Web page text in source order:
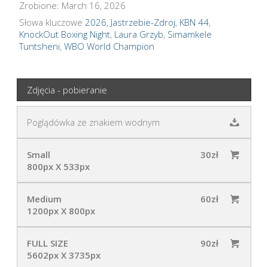
Zrobione: March 16, 2026
Słowa kluczowe 2026, Jastrzebie-Zdroj, KBN 44,
KnockOut Boxing Night, Laura Grzyb, Simamkele
Tuntsheni, WBO World Champion
Zdjęcia - pobieranie
Poglądówka ze znakiem wodnym
Small
800px X 533px
30zł
Medium
1200px X 800px
60zł
FULL SIZE
5602px X 3735px
90zł